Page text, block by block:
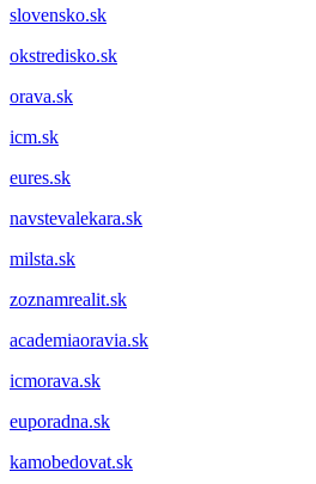
slovensko.sk
okstredisko.sk
orava.sk
icm.sk
eures.sk
navstevalekara.sk
milsta.sk
zoznamrealit.sk
academiaoravia.sk
icmorava.sk
euporadna.sk
kamobedovat.sk